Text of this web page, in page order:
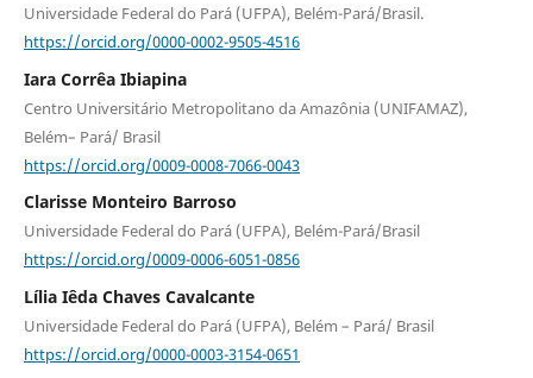
Universidade Federal do Pará (UFPA), Belém-Pará/Brasil.
https://orcid.org/0000-0002-9505-4516
Iara Corrêa Ibiapina
Centro Universitário Metropolitano da Amazônia (UNIFAMAZ),
Belém– Pará/ Brasil
https://orcid.org/0009-0008-7066-0043
Clarisse Monteiro Barroso
Universidade Federal do Pará (UFPA), Belém-Pará/Brasil
https://orcid.org/0009-0006-6051-0856
Lília Iêda Chaves Cavalcante
Universidade Federal do Pará (UFPA), Belém – Pará/ Brasil
https://orcid.org/0000-0003-3154-0651